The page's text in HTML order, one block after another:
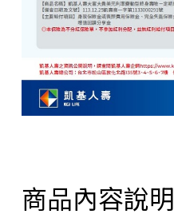
商品內容說明